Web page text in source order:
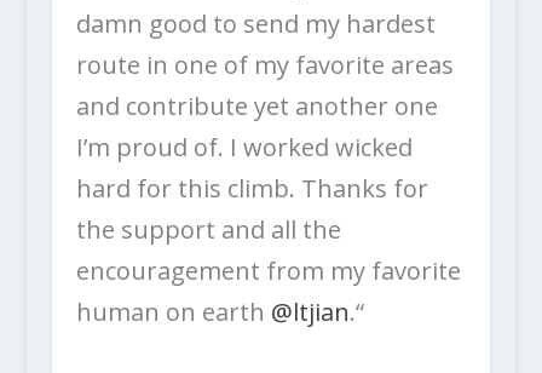
damn good to send my hardest
route in one of my favorite areas
and contribute yet another one
I’m proud of. I worked wicked
hard for this climb. Thanks for
the support and all the
encouragement from my favorite
human on earth @ltjian.“